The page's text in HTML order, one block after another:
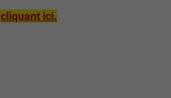
cliquant ici.